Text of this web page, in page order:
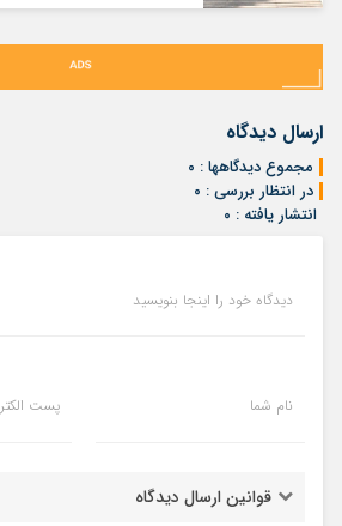
ارسال دیدگاه
مجموع دیدگاهها : ۰
در انتظار بررسی : ۰
انتشار یافته : ۰
دیدگاه خود را اینجا بنویسید
نام شما پست
قوانین ارسال دیدگاه